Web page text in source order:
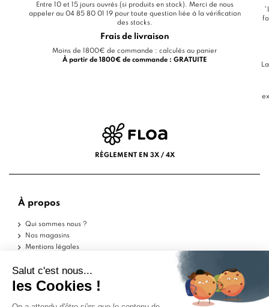
Entre 10 et 15 jours ouvrés (si produits en stock). Merci de nous
appeler au 04 85 80 01 19 pour toute question liée à la vérification
des stocks.
Frais de livraison
Moins de 1800€ de commande : calculés au panier
À partir de 1800€ de commande : GRATUITE
RÈGLEMENT EN 3X / 4X
À propos
Qui sommes nous ?
Nos magasins
Mentions légales
Politique de confidentialité
Aide